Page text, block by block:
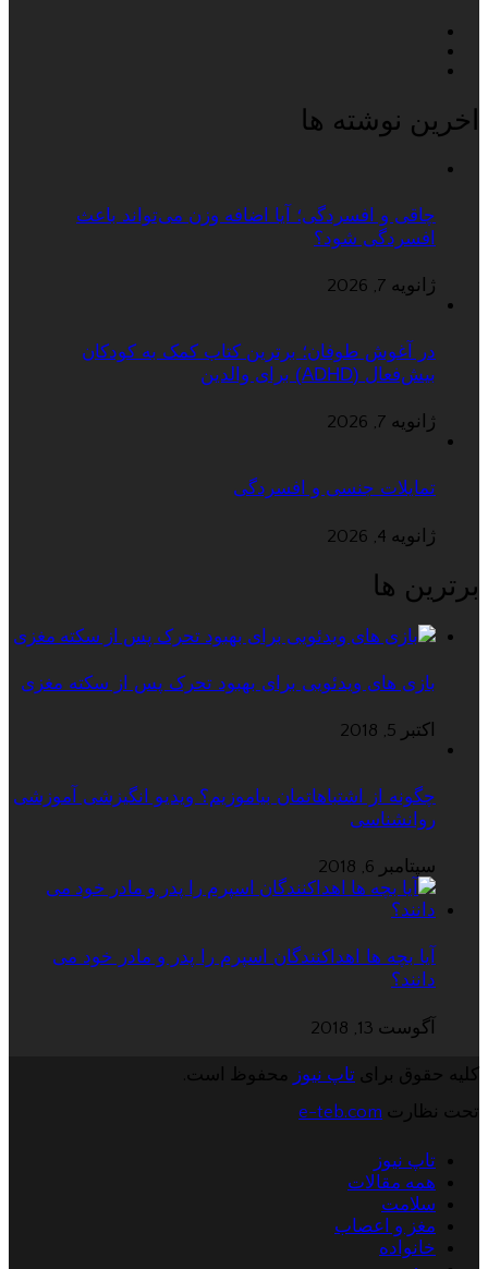
اخرین نوشته ها
چاقی و افسردگی؛ آیا اضافه وزن می‌تواند باعث
افسردگی شود؟
ژانویه 7, 2026
در آغوش طوفان؛ برترین کتاب کمک به کودکان
بیش‌فعال (ADHD) برای والدین
ژانویه 7, 2026
تمایلات جنسی و افسردگی
ژانویه 4, 2026
برترین ها
بازی های ویدئویی برای بهبود تحرک پس از سکته مغزی
اکتبر 5, 2018
چگونه از اشتباهاتمان بیاموزیم؟ ویدیو انگیزشی آموزشی
روانشناسی
سپتامبر 6, 2018
آیا بچه ها اهداکنندگان اسپرم را پدر و مادر خود می
دانند؟
آگوست 13, 2018
کلیه حقوق برای تاپ نیوز
محفوظ است.
تحت نظارت e-teb.com
تاپ نیوز
همه مقالات
سلامت
مغز و اعصاب
خانواده